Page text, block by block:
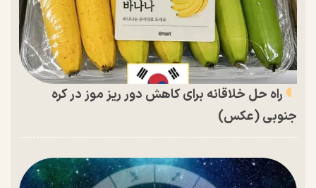
راه حل خلاقانه برای کاهش دور ریز موز در کره
جنوبی (عکس)